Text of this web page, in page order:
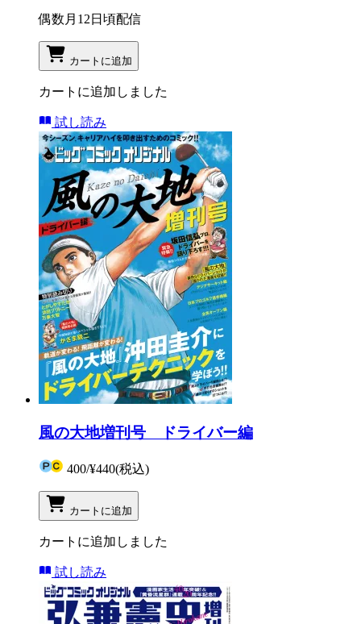
偶数月12日頃配信
カートに追加
カートに追加しました
試し読み
風の大地増刊号 ドライバー編
400/¥440(税込)
カートに追加
カートに追加しました
試し読み